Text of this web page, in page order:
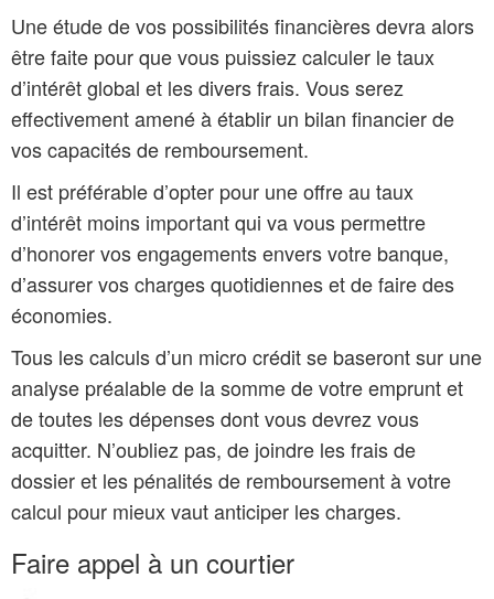
Une étude de vos possibilités financières devra alors
être faite pour que vous puissiez calculer le taux
d’intérêt global et les divers frais. Vous serez
effectivement amené à établir un bilan financier de
vos capacités de remboursement.
Il est préférable d’opter pour une offre au taux
d’intérêt moins important qui va vous permettre
d’honorer vos engagements envers votre banque,
d’assurer vos charges quotidiennes et de faire des
économies.
Tous les calculs d’un micro crédit se baseront sur une
analyse préalable de la somme de votre emprunt et
de toutes les dépenses dont vous devrez vous
acquitter. N’oubliez pas, de joindre les frais de
dossier et les pénalités de remboursement à votre
calcul pour mieux vaut anticiper les charges.
Faire appel à un courtier